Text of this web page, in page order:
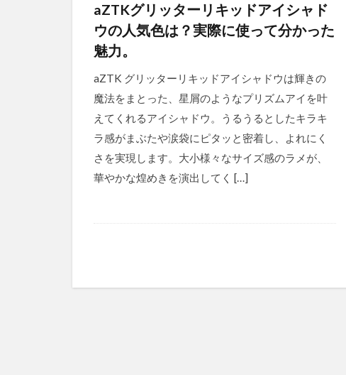
aZTKグリッターリキッドアイシャド
ウの人気色は？実際に使って分かった
魅力。
aZTK グリッターリキッドアイシャドウは輝きの
魔法をまとった、星屑のようなプリズムアイを叶
えてくれるアイシャドウ。うるうるとしたキラキ
ラ感がまぶたや涙袋にピタッと密着し、よれにく
さを実現します。大小様々なサイズ感のラメが、
華やかな煌めきを演出してく […]